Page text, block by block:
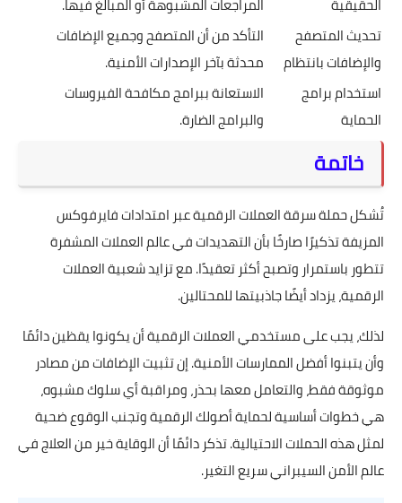
تحديث المتصفح
والإضافات بانتظام
التأكد من أن المتصفح وجميع الإضافات
محدثة بآخر الإصدارات الأمنية.
استخدام برامج
الحماية
الاستعانة ببرامج مكافحة الفيروسات
والبرامج الضارة.
خاتمة
تُشكل حملة سرقة العملات الرقمية عبر امتدادات فايرفوكس
المزيفة تذكيرًا صارخًا بأن التهديدات في عالم العملات المشفرة
تتطور باستمرار وتصبح أكثر تعقيدًا. مع تزايد شعبية العملات
الرقمية، يزداد أيضًا جاذبيتها للمحتالين.
لذلك، يجب على مستخدمي العملات الرقمية أن يكونوا يقظين دائمًا
وأن يتبنوا أفضل الممارسات الأمنية. إن تثبيت الإضافات من مصادر
موثوقة فقط، والتعامل معها بحذر، ومراقبة أي سلوك مشبوه،
هي خطوات أساسية لحماية أصولك الرقمية وتجنب الوقوع ضحية
لمثل هذه الحملات الاحتيالية. تذكر دائمًا أن الوقاية خير من العلاج في
عالم الأمن السيبراني سريع التغير.